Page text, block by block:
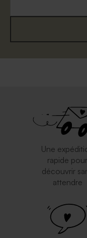
Enveloppe classique
Une
rapide pour
découvrir
attendre